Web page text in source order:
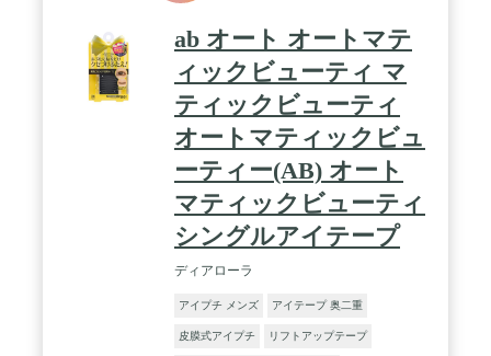
ab オート オートマテ
ィックビューティ マ
ティックビューティ
オートマティックビュ
ーティー(AB) オート
マティックビューティ
シングルアイテープ
ディアローラ
アイプチ メンズ アイテープ 奥二重
皮膜式アイプチ リフトアップテープ